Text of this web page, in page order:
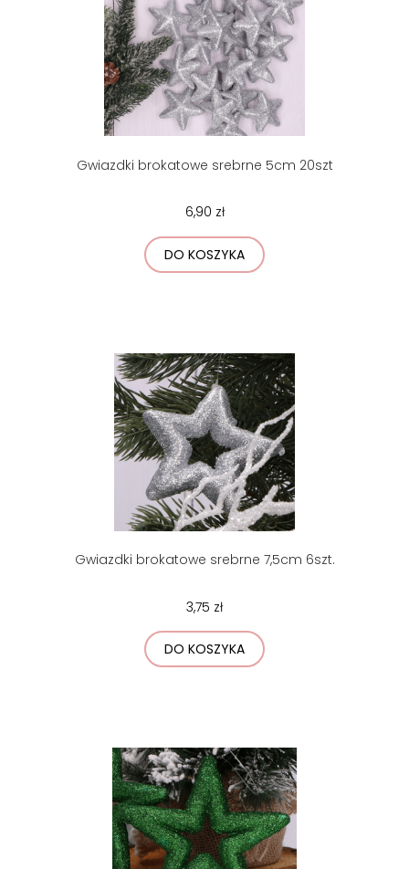
Gwiazdki brokatowe srebrne 5cm 20szt
6,90 zł
DO KOSZYKA
Gwiazdki brokatowe srebrne 7,5cm 6szt.
3,75 zł
DO KOSZYKA